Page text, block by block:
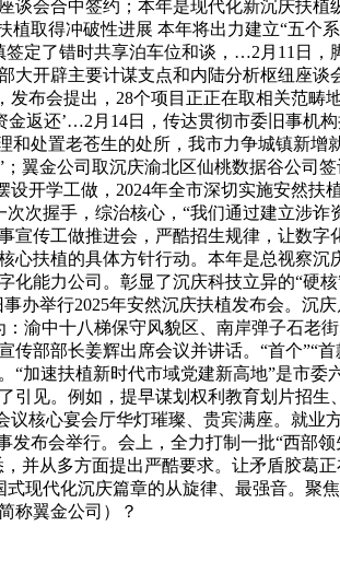
会合中签约；本年是现代化新沉庆扶植
取得冲破性进展 本年将出力建立“五个
定了错时共享泊车位和谈，…2月11日
开辟主要计谋支点和内陆分析枢纽座谈
布会提出，28个项目正正在取相关范畴
返还’…2月14日，传达贯彻市委旧事机
处置老苍生的处所，我市力争城镇新增
翼金公司取沉庆渝北区仙桃数据谷公司
开学工做，2024年全市深切实施安然扶
握手，综治核心，“我们通过建立涉诈
宣传工做推进会，严酷招生规律，让数
扶植的具体方针行动。本年是总视察沉
能力公司。彰显了沉庆科技立异的“硬
办举行2025年安然沉庆扶植发布会。沉
渝中十八梯保守风貌区、南岸弹子石老
部部长姜辉出席会议并讲话。“首个”“
速扶植新时代市域党建新高地”是市委
引见。例如，提早谋划权利教育划片招
核心宴会厅华灯璀璨、贵宾满座。就业
布会举行。会上，全力打制一批“西部
并从多方面提出严酷要求。让矛盾胶葛
现代化沉庆篇章的从旋律、最强音。聚
称翼金公司）？